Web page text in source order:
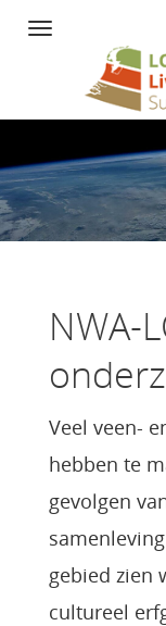
Navigation
naar
het
inhoud
NWA-
Veel veen-
hebben te
gevolgen
gebied zien
cultureel